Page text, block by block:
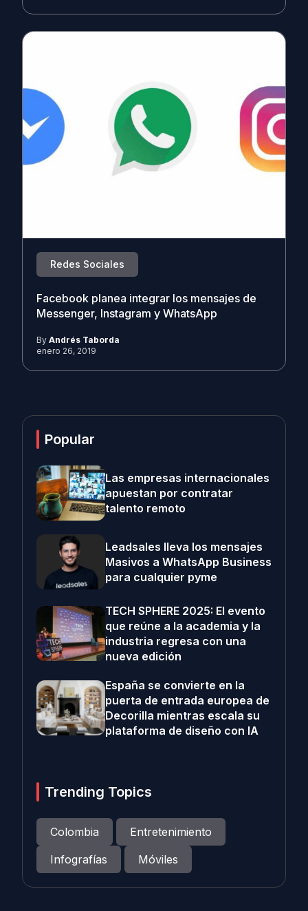
Redes Sociales
Facebook planea integrar los mensajes de
Messenger, Instagram y WhatsApp
By Andrés Taborda
enero 26, 2019
Popular
Las empresas internacionales
apuestan por contratar
talento remoto
Leadsales lleva los mensajes
Masivos a WhatsApp Business
para cualquier pyme
TECH SPHERE 2025: El evento
que reúne a la academia y la
industria regresa con una
nueva edición
España se convierte en la
puerta de entrada europea de
Decorilla mientras escala su
plataforma de diseño con IA
Trending Topics
Colombia
Entretenimiento
Infografías
Móviles